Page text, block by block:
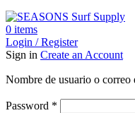
0 items
Login / Register
Sign in Create an Account
Nombre de usuario o correo
Password *